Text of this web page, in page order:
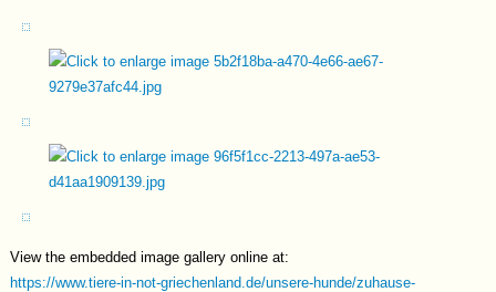
aufgrund seiner Rasse und des Gemüts eher ein ländliches
Zuhause, bei liebevollen Menschen mit Hundeerfahrung. Ein
souveräner und freundlicher Ersthund darf natürlich gerne vorhanden
Video1 Video2
View the embedded image gallery online at:
https://www.tiere-in-not-griechenland.de/unsere-hunde/zuhause-